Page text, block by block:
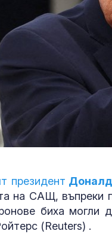
президент
на САЩ, въпреки
биха могли
(Reuters) .